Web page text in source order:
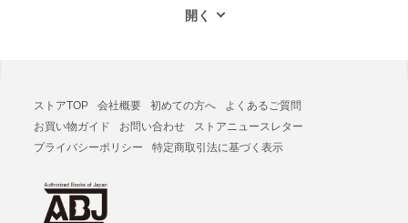
ストアTOP 会社概要 初めての方へ
よくあるご質問
お買い物ガイド
お問い合わせ
ストアニュースレター
プライバシーポリシー
特定商取引法に基づく表示